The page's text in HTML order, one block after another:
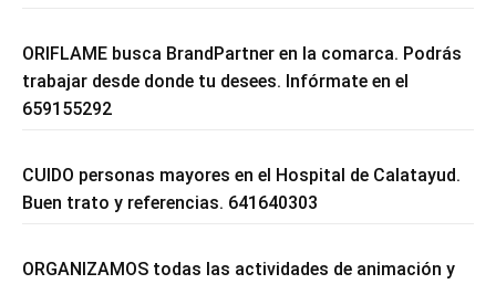
ORIFLAME busca BrandPartner en la comarca. Podrás
trabajar desde donde tu desees. Infórmate en el
659155292
CUIDO personas mayores en el Hospital de Calatayud.
Buen trato y referencias. 641640303
ORGANIZAMOS todas las actividades de animación y